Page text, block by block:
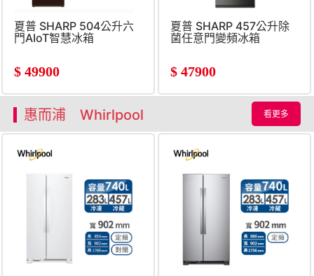
夏普 SHARP 504公升六
門AIoT智慧冰箱
$ 49900
夏普 SHARP 457公升除
菌任意門變頻冰箱
$ 47900
惠而浦 Whirlpool 看更多